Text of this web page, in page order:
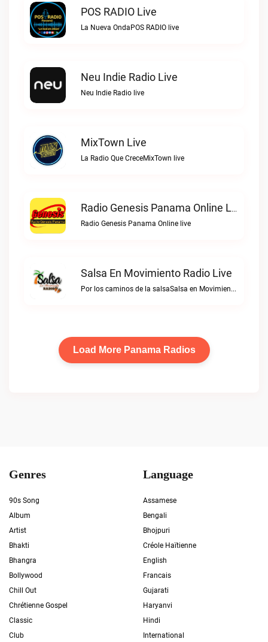
POS RADIO Live
La Nueva OndaPOS RADIO live
Neu Indie Radio Live
Neu Indie Radio live
MixTown Live
La Radio Que CreceMixTown live
Radio Genesis Panama Online Live
Radio Genesis Panama Online live
Salsa En Movimiento Radio Live
Por los caminos de la salsaSalsa en Movimiento Radio live
Load More Panama Radios
Genres
90s Song
Album
Artist
Bhakti
Bhangra
Bollywood
Chill Out
Chrétienne Gospel
Classic
Club
Language
Assamese
Bengali
Bhojpuri
Créole Haïtienne
English
Francais
Gujarati
Haryanvi
Hindi
International